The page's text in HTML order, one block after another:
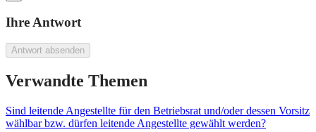
Ihre Antwort
Antwort absenden
Verwandte Themen
Sind leitende Angestellte für den Betriebsrat und/oder dessen Vorsitz
wählbar bzw. dürfen leitende Angestellte gewählt werden?